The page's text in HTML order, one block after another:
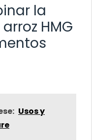
la
HMG
Usos y